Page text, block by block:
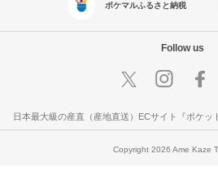
ポケマルふるさと納税
Follow us
日本最大級の産直（産地直送）ECサイト『ポケッ
Copyright 2026 Ame Kaze